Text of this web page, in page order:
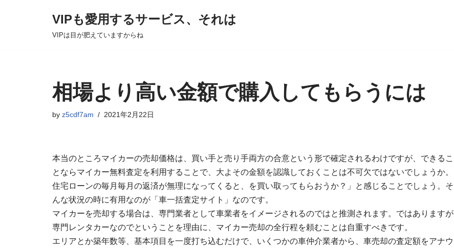
VIPも愛用するサービス、それは
VIPは目が肥えていますからね
相場より高い金額で購入してもらうには
by z5cdf7am 2021年2月22日
本当のところマイカーの売却価格は、買い手と売り手両方の合意という形で確定されるわけですが、できるこ
とならマイカー無料査定を利用することで、大よその金額を認識しておくことは不可欠ではないでしょうか。
住宅ローンの毎月毎月の返済が無理になってくると、を買い取ってもらおうか？」と感じることでしょう。そ
んな状況の時に有用なのが「車一括査定サイト」なのです。
マイカーを売却する場合は、専門業者として車業者をイメージされるのではと推測されます。ではありますが
専門レンタカーなのでということを理由に、マイカー売却の全行程を頼むことは自重すべきです。
エリアとか築年数等、基本項目を一度打ち込むだけで、いくつかの車仲介業者から、車売却の査定額をアナウ